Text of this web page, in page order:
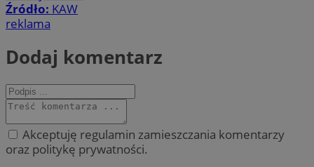
Źródło: KAW
reklama
Dodaj komentarz
Akceptuję regulamin zamieszczania komentarzy
oraz politykę prywatności.